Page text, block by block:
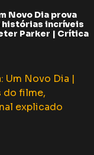
Novo Dia prova
histórias incríveis
Parker | Crítica